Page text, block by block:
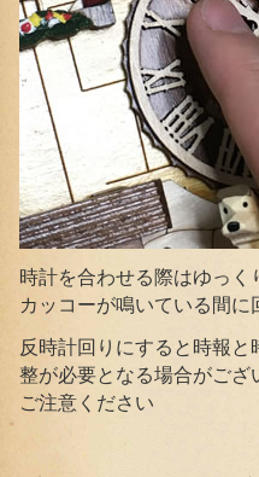
時計を合わせる際はゆっ
カッコーが鳴いている間
反時計回りにすると時報
整が必要となる場合がござ
ご注意ください